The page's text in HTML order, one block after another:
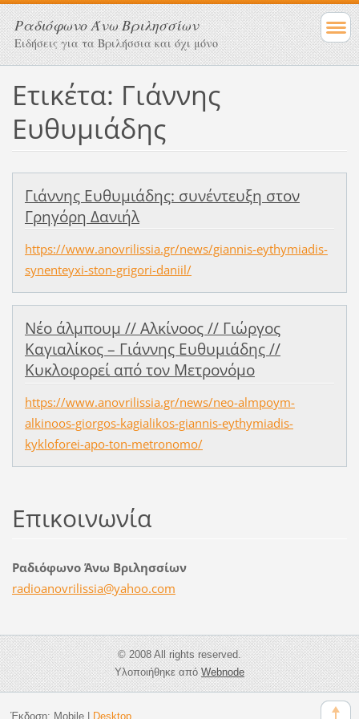
Ραδιόφωνο Άνω Βριλησσίων
Ειδήσεις για τα Βριλήσσια και όχι μόνο
Ετικέτα: Γιάννης
Ευθυμιάδης
Γιάννης Ευθυμιάδης: συνέντευξη στον
Γρηγόρη Δανιήλ
https://www.anovrilissia.gr/news/giannis-eythymiadis-
synenteyxi-ston-grigori-daniil/
Νέο άλμπουμ // Αλκίνοος // Γιώργος
Καγιαλίκος – Γιάννης Ευθυμιάδης //
Κυκλοφορεί από τον Μετρονόμο
https://www.anovrilissia.gr/news/neo-almpoym-
alkinoos-giorgos-kagialikos-giannis-eythymiadis-
kykloforei-apo-ton-metronomo/
Επικοινωνία
Ραδιόφωνο Άνω Βριλησσίων
radioanovrilissia@yahoo.com
© 2008 All rights reserved.
Υλοποιήθηκε απόWebnode
Έκδοση: Mobile| Desktop